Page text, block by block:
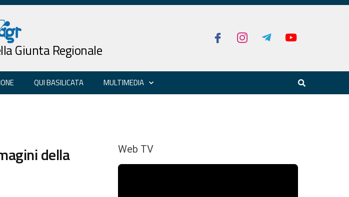
Giunta Regionale
QUI BASILICATA MULTIMEDIA
della
Web TV